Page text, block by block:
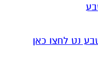
נט לחצו כאן